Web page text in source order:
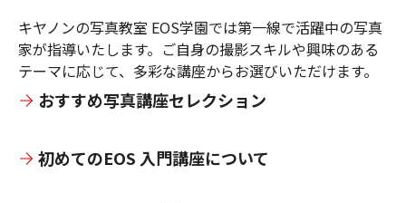
キヤノンの写真教室 EOS学園では第一線で活躍中の写真
家が指導いたします。ご自身の撮影スキルや興味のある
テーマに応じて、多彩な講座からお選びいただけます。
おすすめ写真講座セレクション
初めてのEOS 入門講座について